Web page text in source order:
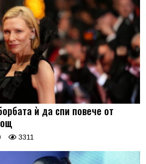
ѝ да спи повече от
3311